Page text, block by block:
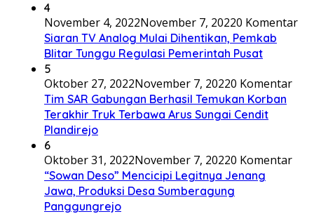
4
November 4, 2022November 7, 20220 Komentar
Siaran TV Analog Mulai Dihentikan, Pemkab
Blitar Tunggu Regulasi Pemerintah Pusat
5
Oktober 27, 2022November 7, 20220 Komentar
Tim SAR Gabungan Berhasil Temukan Korban
Terakhir Truk Terbawa Arus Sungai Cendit
Plandirejo
6
Oktober 31, 2022November 7, 20220 Komentar
“Sowan Deso” Mencicipi Legitnya Jenang
Jawa, Produksi Desa Sumberagung
Panggungrejo